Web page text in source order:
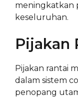
meningkatkan
keseluruhan.
Pijakan
Pijakan rantai
dalam sistem
penopang